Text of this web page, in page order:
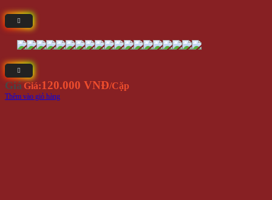
Giá Giá:120.000 VNĐ/Cặp
Thêm vào giỏ hàng